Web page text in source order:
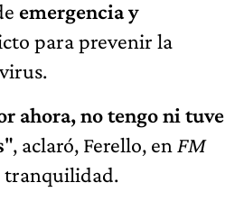
emergencia y
para prevenir la
ahora, no tengo ni tuve
", aclaró, Ferello, en FM
tranquilidad.